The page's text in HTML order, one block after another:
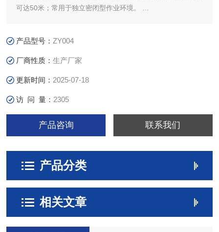
可达50米；常用于独立密闭型作业环境。
场所的长时间作业和抢险救援。
之间由单向阀控制，高
产品型号：ZY004
厂商性质：生产厂家
更新时间： 2025-07-18
访 问 量： 2305
产品咨询 联系我们
产品分类
相关文章